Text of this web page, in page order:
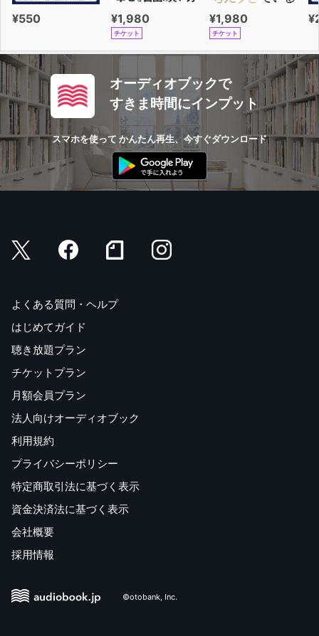
¥550 ¥1,980
チケット
¥1,980
チケット
オーディオブックで
すきま時間にインプット
スマホを使って かんたん再生、今すぐダウンロード
よくある質問・ヘルプ
はじめてガイド
聴き放題プラン
チケットプラン
月額会員プラン
法人向けオーディオブック
利用規約
プライバシーポリシー
特定商取引法に基づく表示
資金決済法に基づく表示
会社概要
採用情報
©otobank, Inc.